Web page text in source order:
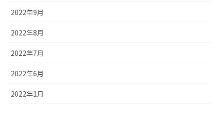
2022年9月
2022年8月
2022年7月
2022年6月
2022年1月